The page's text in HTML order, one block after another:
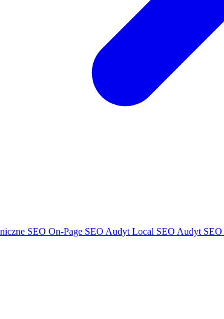
SEO On-Page SEO Audyt Local SEO Audyt SEO